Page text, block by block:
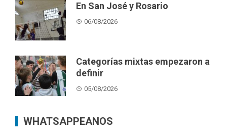
En San José y Rosario
06/08/2026
Categorías mixtas empezaron a
definir
05/08/2026
WHATSAPPEANOS